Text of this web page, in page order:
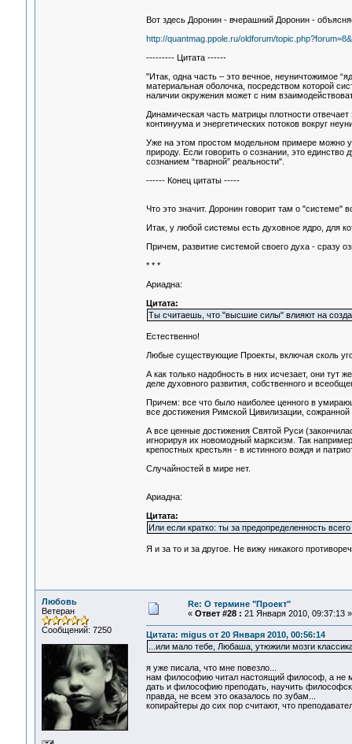
Вот здесь Доронин - вчерашний Доронин -
http://quantmag.ppole.ru/oldforum/
--------- Цитата ------
"Итак, одна часть – это вечное, неуничтожимое
материальная оболочка, посредством которой
наличии окружения может с ним
Динамическая часть матрицы плотности
континуума и энергетических потоков вокруг
Уже на этом простом модельном примере можно
природу. Если говорить о сознании, это
сознанием “тварной” реальности".
------ Конец цитаты -----
Что это значит. Доронин говорит там о "системе"
Итак, у любой системы есть духовное ядро, для
Причем, развитие системой своего духа - сразу
* * *
Ариадна:
Цитата:
Ты считаешь, что "высшие силы" влияют на
Естественно!
Любые существующие Проекты, включая сколь
А как только надобность в них исчезает, они
деле духовного развития, собственного и
Причем: все что было наиболее ценного в
все достижения Римской Цивилизации,
А все ценные достижения Святой Руси
игнорируя их новомодный марксизм. Так
крепостных крестьян - в истинного вождя и
Случайностей в мире нет.
Ариадна:
Цитата:
Или если кратко: ты за предопределенность
Я и за то и за другое. Не вижу никакого
Любовь
Ветеран
Сообщений: 7250
Re: О термине "Проект"
« Ответ #28 : 21 Января 2010, 09:37:13 »
Цитата: migus от 20 Января 2010, 00:56:14
...или мало тебе, Любаша, утюжили мозги
я уже писала, что мне повезло...
нам философию читал настоящий философ, а не
дать и философию преподать, научить
правда, не всем это оказалось по зубам...
копирайтеры до сих пор считают, что